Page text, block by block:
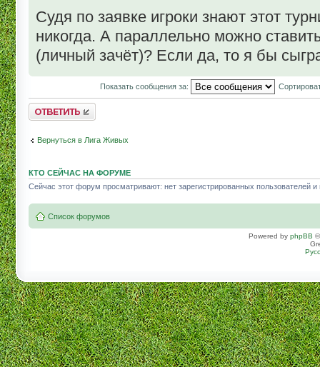
Судя по заявке игроки знают этот
никогда. А параллельно можно
(личный зачёт)? Если да, то я бы
Показать сообщения за:
Комментировать
Вернуться в Лига Живых
КТО СЕЙЧАС НА ФОРУМЕ
Сейчас этот форум просматривают: нет зарегистрированных пользователей и
Список форумов
Powered by phpBB